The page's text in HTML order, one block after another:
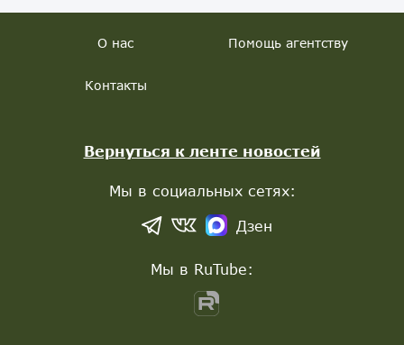
О нас Помощь агентству
Контакты
Вернуться к ленте новостей
Мы в социальных сетях:
Дзен
Мы в RuTube: